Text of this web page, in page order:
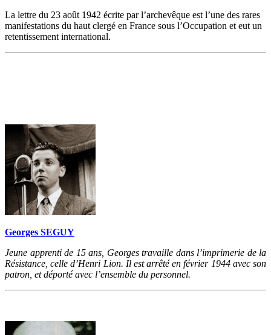
La lettre du 23 août 1942 écrite par l’archevêque est l’une des rares
manifestations du haut clergé en France sous l’Occupation et eut un
retentissement international.
Georges SEGUY
Jeune apprenti de 15 ans, Georges travaille dans l’imprimerie de la
Résistance, celle d’Henri Lion. Il est arrêté en février 1944 avec son
patron, et déporté avec l’ensemble du personnel.